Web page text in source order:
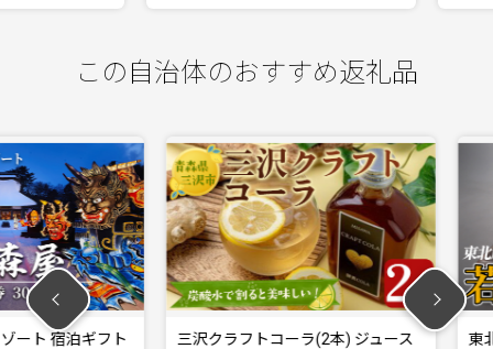
この自治体のおすすめ返礼品
泊ギフト
三沢クラフトコーラ(2本) ジュース
東北産若